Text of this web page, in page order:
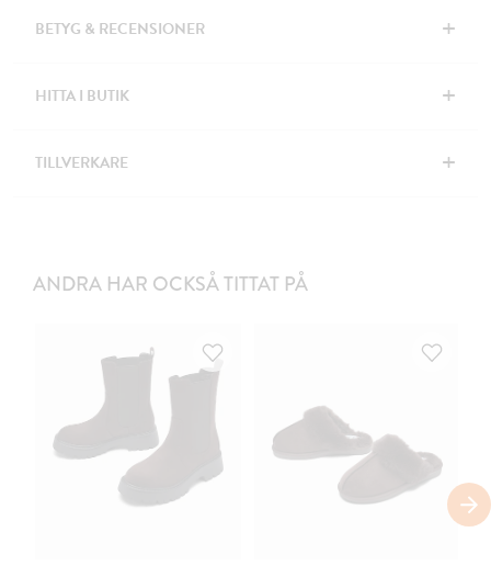
BETYG & RECENSIONER +
HITTA I BUTIK +
TILLVERKARE +
ANDRA HAR OCKSÅ TITTAT PÅ